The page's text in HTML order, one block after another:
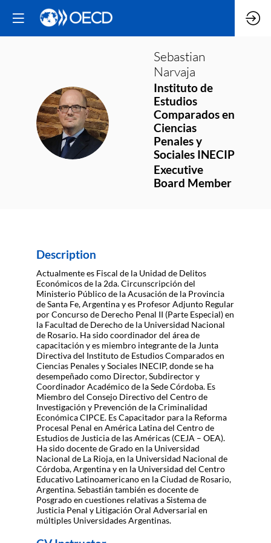
SN
Sebastian
Narvaja
Instituto de
Estudios
Comparados en
Ciencias
Penales y
Sociales INECIP
Executive
Board Member
Description
Actualmente es Fiscal de la Unidad de Delitos
Económicos de la 2da. Circunscripción del
Ministerio Público de la Acusación de la Provincia
de Santa Fe, Argentina y es Profesor Adjunto Regular
por Concurso de Derecho Penal II (Parte Especial) en
la Facultad de Derecho de la Universidad Nacional
de Rosario. Ha sido coordinador del área de
capacitación y es miembro integrante de la Junta
Directiva del Instituto de Estudios Comparados en
Ciencias Penales y Sociales INECIP, donde se ha
desempeñado como Director, Subdirector y
Coordinador Académico de la Sede Córdoba. Es
Miembro del Consejo Directivo del Centro de
Investigación y Prevención de la Criminalidad
Económica CIPCE. Es Capacitador para la Reforma
Procesal Penal en América Latina del Centro de
Estudios de Justicia de las Américas (CEJA – OEA).
Ha sido docente de Grado en la Universidad
Nacional de La Rioja, en la Universidad Nacional de
Córdoba, Argentina y en la Universidad del Centro
Educativo Latinoamericano en la Ciudad de Rosario,
Argentina. Sebastián también es docente de
Posgrado en cuestiones relativas a Sistema de
Justicia Penal y Litigación Oral Adversarial en
múltiples Universidades Argentinas.